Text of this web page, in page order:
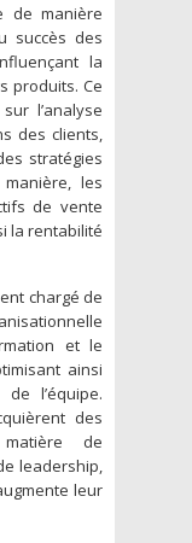
de manière
succès des
la
produits. Ce
l’analyse
des clients,
stratégies
les
de vente
la rentabilité
chargé de
et le
ainsi
l’équipe.
des
de
leadership,
leur